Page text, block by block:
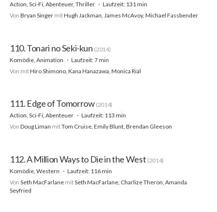
Action, Sci-Fi, Abenteuer, Thriller
Laufzeit: 131 min
Von Bryan Singer mitHugh Jackman, James McAvoy, Michael Fassbender
110. Tonari no Seki-kun (2014)
Komödie, Animation
Laufzeit: 7 min
Von mitHiro Shimono, Kana Hanazawa, Monica Rial
111. Edge of Tomorrow (2014)
Action, Sci-Fi, Abenteuer
Laufzeit: 113 min
Von Doug Liman mitTom Cruise, Emily Blunt, Brendan Gleeson
112. A Million Ways to Die in the West (2014)
Komödie, Western
Laufzeit: 116 min
Von Seth MacFarlane mitSeth MacFarlane, Charlize Theron, Amanda
Seyfried